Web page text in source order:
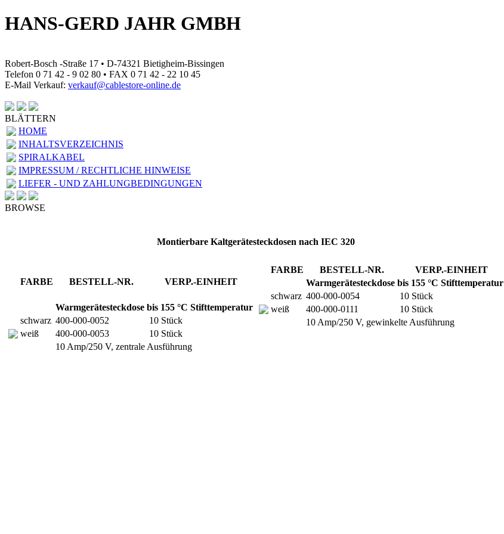
HANS-GERD JAHR GMBH
Robert-Bosch -Straße 17 • D-74321 Bietigheim-Bissingen
Telefon 0 71 42 - 9 02 80 • FAX 0 71 42 - 22 10 45
E-Mail Verkauf: verkauf@cablestore-online.de
BLÄTTERN
HOME
INHALTSVERZEICHNIS
SPIRALKABEL
IMPRESSUM / RECHTLICHE HINWEISE
LIEFER - UND ZAHLUNGBEDINGUNGEN
BROWSE
Montierbare Kaltgerätesteckdosen nach IEC 320
FARBE BESTELL-NR. VERP.-EINHEIT
Warmgerätesteckdose bis 155 °C Stifttemperatur
schwarz 400-000-0052
10 Stück
weiß
400-000-0053
10 Stück
10 Amp/250 V, zentrale Ausführung
FARBE BESTELL-NR.
VERP.-EINHEIT
Warmgerätesteckdose bis 155 °C Stifttemperatur
schwarz 400-000-0054
10 Stück
weiß
400-000-0111
10 Stück
10 Amp/250 V, gewinkelte Ausführung